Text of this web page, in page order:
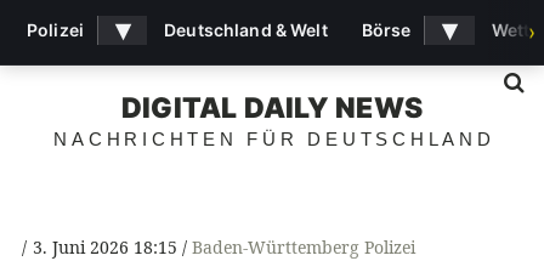
DIGITAL DAILY NEWS
NACHRICHTEN FÜR DEUTSCHLAND
3. Juni 2026 18:15 Baden-Württemberg Polizei
Polizei ▾ Deutschland & Welt Börse ▾ ›